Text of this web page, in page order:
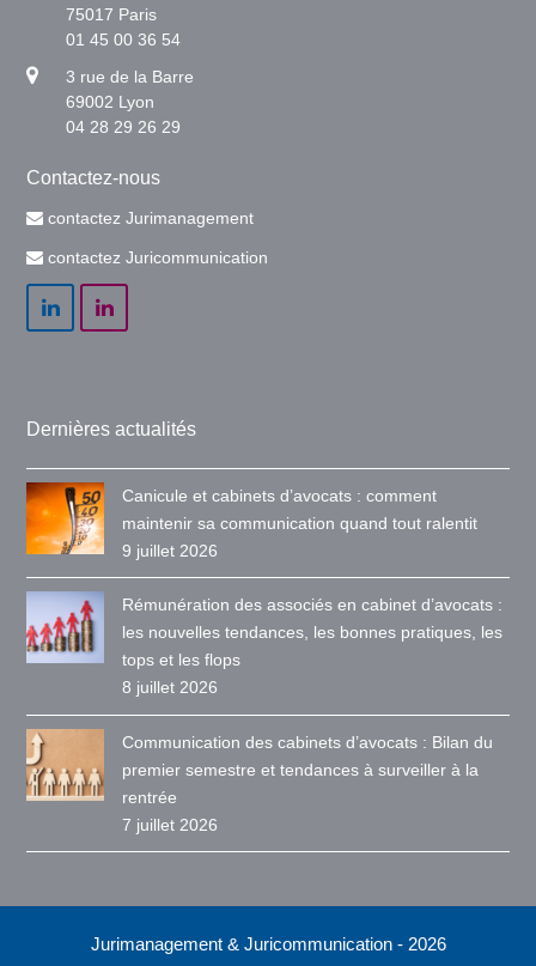
75017 Paris
01 45 00 36 54
3 rue de la Barre
69002 Lyon
04 28 29 26 29
Contactez-nous
contactez Jurimanagement
contactez Juricommunication
LinkedInLinkedIn
Dernières actualités
Canicule et cabinets d’avocats : comment
maintenir sa communication quand tout ralentit
9 juillet 2026
Rémunération des associés en cabinet d’avocats :
les nouvelles tendances, les bonnes pratiques, les
tops et les flops
8 juillet 2026
Communication des cabinets d’avocats : Bilan du
premier semestre et tendances à surveiller à la
rentrée
7 juillet 2026
Jurimanagement & Juricommunication - 2026